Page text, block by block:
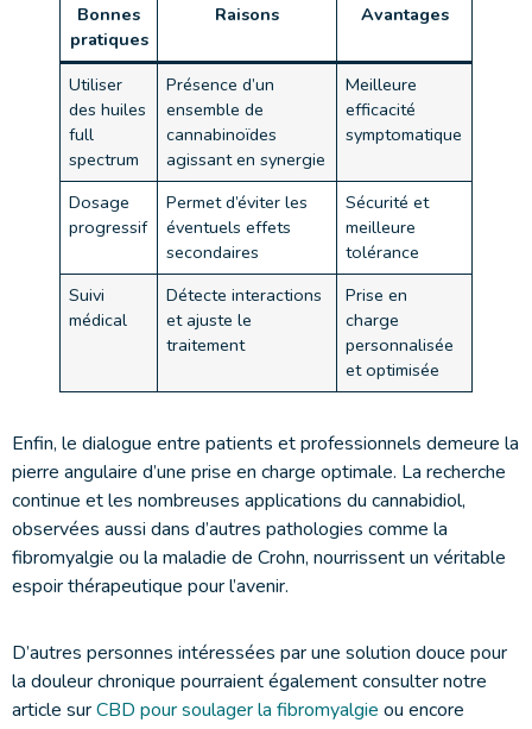
Bonnes
pratiques
Raisons Avantages
Utiliser
des huiles
full
spectrum
Présence d’un
ensemble de
cannabinoïdes
agissant en synergie
Meilleure
efficacité
symptomatique
Dosage
progressif
Permet d’éviter les
éventuels effets
secondaires
Sécurité et
meilleure
tolérance
Suivi
médical
Détecte interactions
et ajuste le
traitement
Prise en
charge
personnalisée
et optimisée
Enfin, le dialogue entre patients et professionnels demeure la
pierre angulaire d’une prise en charge optimale. La recherche
continue et les nombreuses applications du cannabidiol,
observées aussi dans d’autres pathologies comme la
fibromyalgie ou la maladie de Crohn, nourrissent un véritable
espoir thérapeutique pour l’avenir.
D’autres personnes intéressées par une solution douce pour
la douleur chronique pourraient également consulter notre
article surCBD pour soulager la fibromyalgie ou encore